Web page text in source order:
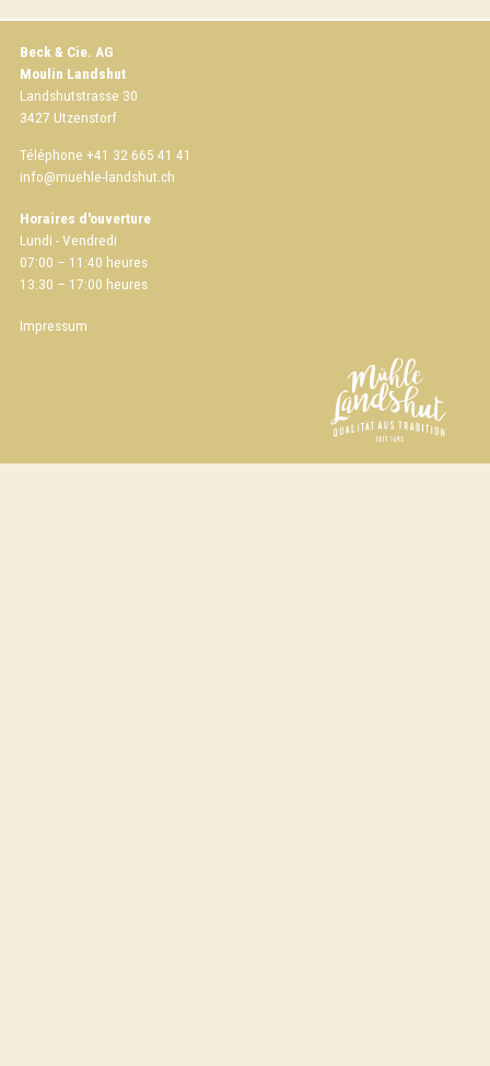
Beck & Cie. AG
Moulin Landshut
Landshutstrasse 30
3427 Utzenstorf
Téléphone +41 32 665 41 41
info
muehle-landshut.ch
Horaires d'ouverture
Lundi - Vendredi
07:00 – 11:40 heures
13:30 – 17:00 heures
Impressum